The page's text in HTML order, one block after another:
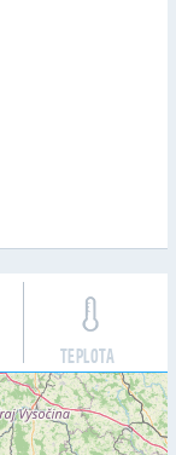
TEPLOTA